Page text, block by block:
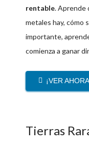
rentable. Aprende
metales hay, cómo
importante,
comienza a ganar
¡VER
Tierras